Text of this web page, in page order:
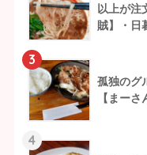
以上が注
賊】・日
3
孤独のグ
【まー
4